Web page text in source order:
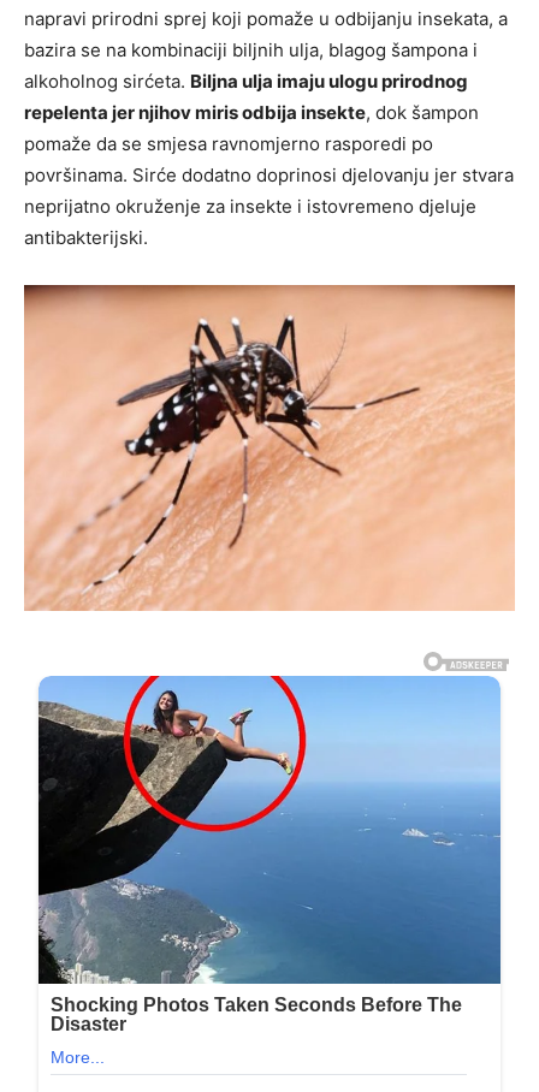
napravi prirodni sprej koji pomaže u odbijanju insekata, a
bazira se na kombinaciji biljnih ulja, blagog šampona i
alkoholnog sirćeta. Biljna ulja imaju ulogu prirodnog
repelenta jer njihov miris odbija insekte, dok šampon
pomaže da se smjesa ravnomjerno rasporedi po
površinama. Sirće dodatno doprinosi djelovanju jer stvara
neprijatno okruženje za insekte i istovremeno djeluje
antibakterijski.